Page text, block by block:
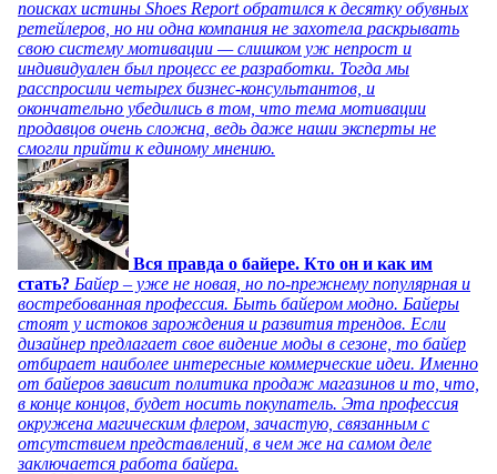
поисках истины Shoes Report обратился к десятку обувных
ретейлеров, но ни одна компания не захотела раскрывать
свою систему мотивации — слишком уж непрост и
индивидуален был процесс ее разработки. Тогда мы
расспросили четырех бизнес-консультантов, и
окончательно убедились в том, что тема мотивации
продавцов очень сложна, ведь даже наши эксперты не
смогли прийти к единому мнению.
Вся правда о байере. Кто он и как им
стать? Байер – уже не новая, но по-прежнему популярная и
востребованная профессия. Быть байером модно. Байеры
стоят у истоков зарождения и развития трендов. Если
дизайнер предлагает свое видение моды в сезоне, то байер
отбирает наиболее интересные коммерческие идеи. Именно
от байеров зависит политика продаж магазинов и то, что,
в конце концов, будет носить покупатель. Эта профессия
окружена магическим флером, зачастую, связанным с
отсутствием представлений, в чем же на самом деле
заключается работа байера.